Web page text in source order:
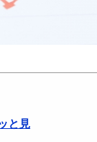
と見